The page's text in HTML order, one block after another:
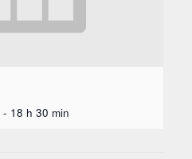
- 18 h 30 min